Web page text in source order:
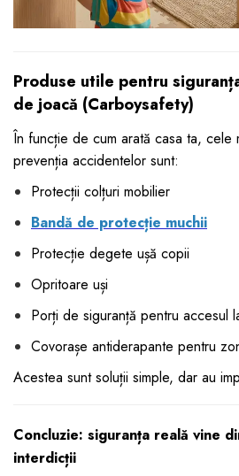
Produse utile pentru
de joacă (Carboysafety)
În funcție de cum arată casa ta, cele
prevenția accidentelor sunt:
Protecții colțuri mobilier
Bandă de protecție muchii
Protecție degete ușă copii
Opritoare uși
Porți de siguranță pentru accesul
Covorașe antiderapante pentru
Acestea sunt soluții simple, dar au
Concluzie: siguranța reală vine
interdicții